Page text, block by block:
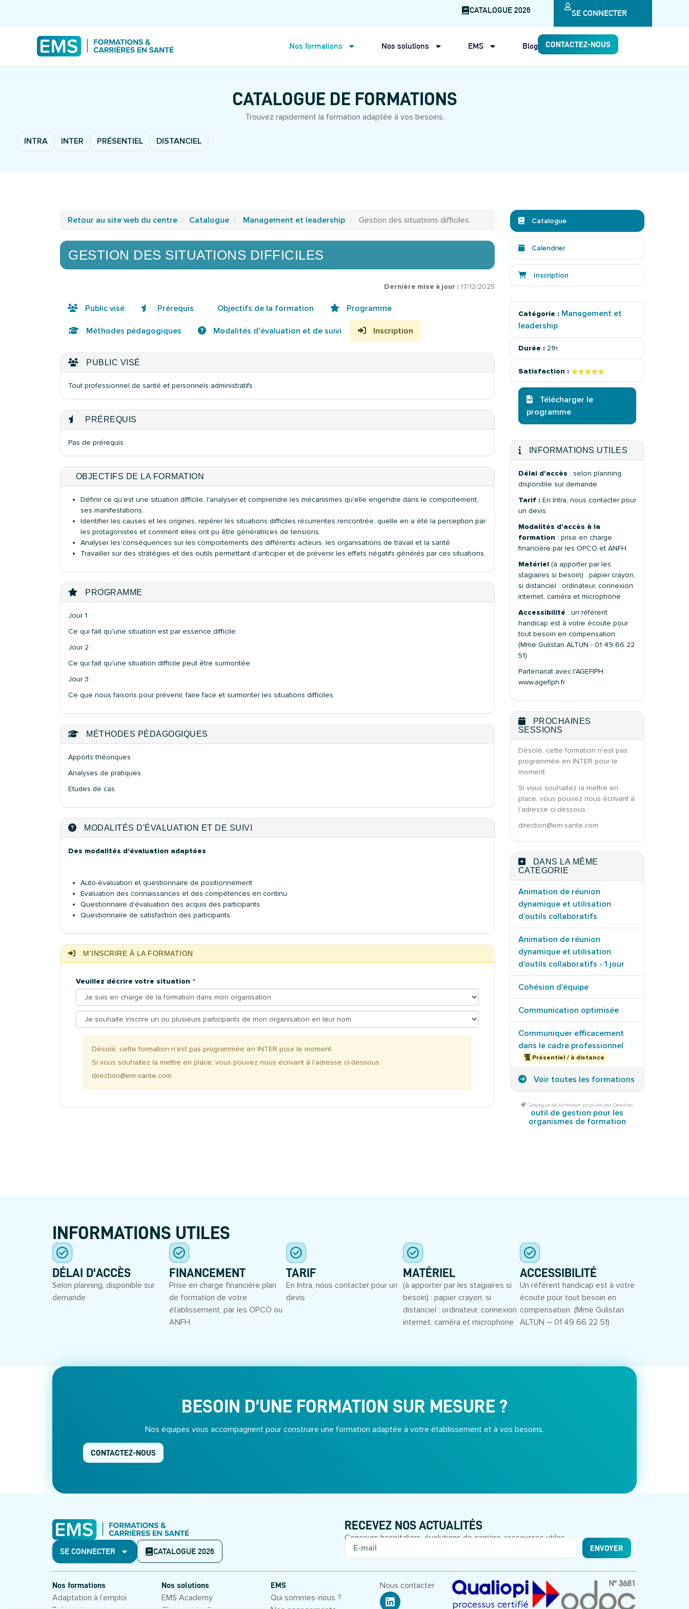
CATALOGUE 2026 SE CONNECTER
Nos formations Nos solutions EMS Blog CONTACTEZ-NOUS
CATALOGUE DE FORMATIONS
Trouvez rapidement la formation adaptée à vos besoins.
INTRA INTER PRÉSENTIEL DISTANCIEL
Retour au site web du centre Catalogue Management et leadership Gestion des situations difficiles
GESTION DES SITUATIONS DIFFICILES
Dernière mise à jour : 17/12/2025
Public visé Prérequis Objectifs de la formation Programme
Méthodes pédagogiques Modalités d'évaluation et de suivi Inscription
PUBLIC VISÉ
Tout professionnel de santé et personnels administratifs
PRÉREQUIS
Pas de prérequis
OBJECTIFS DE LA FORMATION
Définir ce qu'est une situation difficile, l'analyser et comprendre les mécanismes qu'elle engendre dans le comportement,
ses manifestations.
Identifier les causes et les origines, repérer les situations difficiles récurrentes rencontrée, quelle en a été la perception par
les protagonistes et comment elles ont pu être génératrices de tensions.
Analyser les conséquences sur les comportements des différents acteurs, les organisations de travail et la santé
Travailler sur des stratégies et des outils permettant d'anticiper et de prévenir les effets négatifs générés par ces situations.
PROGRAMME
Jour 1 :
Ce qui fait qu'une situation est par essence difficile.
Jour 2 :
Ce qui fait qu'une situation difficile peut être surmontée.
Jour 3 :
Ce que nous faisons pour prévenir, faire face et surmonter les situations difficiles.
MÉTHODES PÉDAGOGIQUES
Apports théoriques
Analyses de pratiques
Etudes de cas
MODALITÉS D'ÉVALUATION ET DE SUIVI
Des modalités d'évaluation adaptées
Auto-évaluation et questionnaire de positionnement
Evaluation des connaissances et des compétences en continu
Questionnaire d'évaluation des acquis des participants
Questionnaire de satisfaction des participants
M'INSCRIRE À LA FORMATION
Veuillez décrire votre situation
Désolé, cette formation n'est pas programmée en INTER pour le moment.
Si vous souhaitez la mettre en place, vous pouvez nous écrivant à l'adresse ci-dessous :
direction@em-sante.com
Catalogue
Calendrier
Inscription
Catégorie : Management et
leadership
Durée :21h
Satisfaction : ★★★★★
★★★★★
Télécharger le
programme
INFORMATIONS UTILES
Délai d'accès : selon planning
disponible sur demande
Tarif : En Intra, nous contacter pour
un devis
Modalités d'accès à la
formation : prise en charge
financière par les OPCO et ANFH
Matériel (à apporter par les
stagiaires si besoin) : papier crayon,
si distanciel : ordinateur, connexion
internet, caméra et microphone
Accessibilité : un référent
handicap est à votre écoute pour
tout besoin en compensation
(Mme Gulistan ALTUN - 01 49 66 22
51)
Partenariat avec l'AGEFIPH :
www.agefiph.fr
PROCHAINES
SESSIONS
Désolé, cette formation n'est pas
programmée en INTER pour le
moment.
Si vous souhaitez la mettre en
place, vous pouvez nous écrivant à
l'adresse ci-dessous :
direction@em-sante.com
DANS LA MÊME
CATÉGORIE
Animation de réunion
dynamique et utilisation
d’outils collaboratifs
Animation de réunion
dynamique et utilisation
d’outils collaboratifs - 1 jour
Cohésion d’équipe
Communication optimisée
Communiquer efficacement
dans le cadre professionnel
Présentiel / à distance
Voir toutes les formations
Catalogue de formation propulsé par Dendreo,
outil de gestion pour les
organismes de formation
INFORMATIONS UTILES
DÉLAI D'ACCÈS
Selon planning, disponible sur
demande
FINANCEMENT
Prise en charge financière plan
de formation de votre
établissement, par les OPCO ou
ANFH
TARIF
En Intra, nous contacter pour un
devis
MATÉRIEL
(à apporter par les stagiaires si
besoin) : papier crayon, si
distanciel : ordinateur, connexion
internet, caméra et microphone
ACCESSIBILITÉ
Un référent handicap est à votre
écoute pour tout besoin en
compensation (Mme Gulistan
ALTUN – 01 49 66 22 51)
BESOIN D’UNE FORMATION SUR MESURE ?
Nos équipes vous accompagnent pour construire une formation adaptée à votre établissement et à vos besoins.
CONTACTEZ-NOUS
SE CONNECTER CATALOGUE 2026
RECEVEZ NOS ACTUALITÉS
Concours hospitaliers, évolutions de carrière, ressources utiles.
ENVOYER
Nos formations
Adaptation à l’emploi
Nos solutions
EMS Academy
EMS
Qui sommes-nous ?
Nous contacter